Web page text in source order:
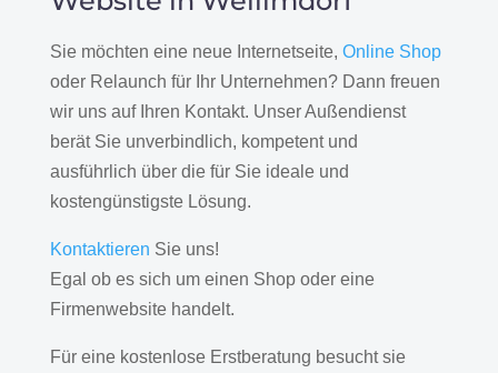
Sie möchten eine neue Internetseite, Online Shop
oder Relaunch für Ihr Unternehmen? Dann freuen
wir uns auf Ihren Kontakt. Unser Außendienst
berät Sie unverbindlich, kompetent und
ausführlich über die für Sie ideale und
kostengünstigste Lösung.
Kontaktieren Sie uns!
Egal ob es sich um einen Shop oder eine
Firmenwebsite handelt.
Für eine kostenlose Erstberatung besucht sie